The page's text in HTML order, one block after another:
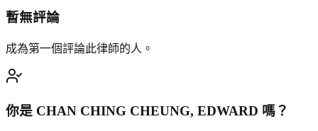
暫無評論
成為第一個評論此律師的人。
你是 CHAN CHING CHEUNG, EDWARD 嗎？